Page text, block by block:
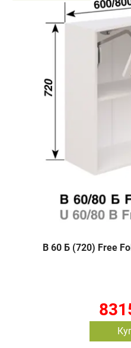
В 60 Б (720) Free